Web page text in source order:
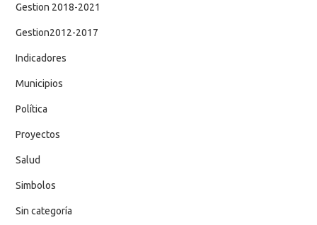
Gestion 2018-2021
Gestion2012-2017
Indicadores
Municipios
Política
Proyectos
Salud
Simbolos
Sin categoría